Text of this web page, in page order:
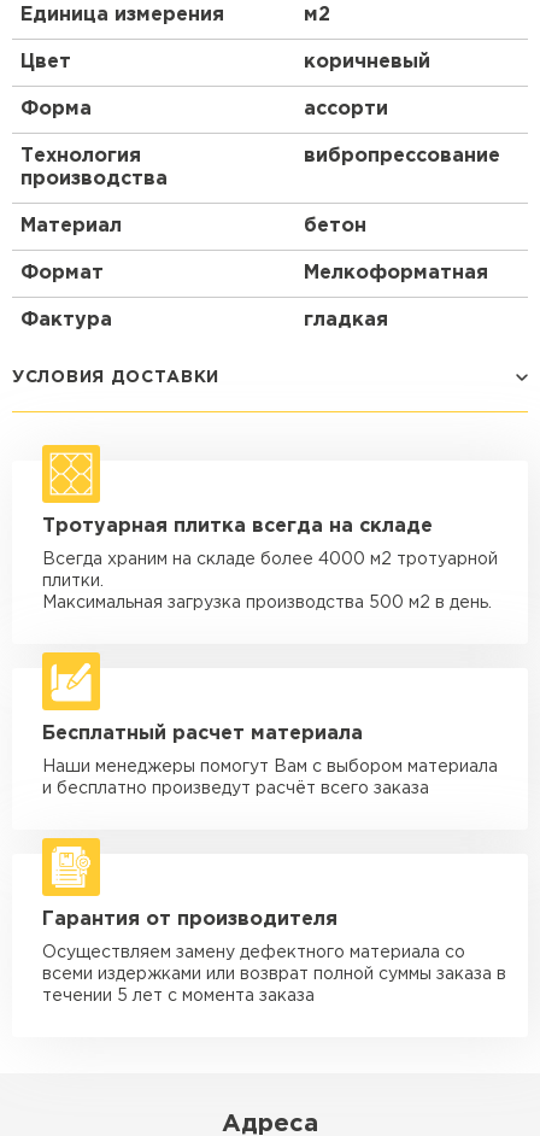
Единица измерения м2
Цвет коричневый
Форма ассорти
Технология
производства
вибропрессование
Материал бетон
Формат Мелкоформатная
Фактура гладкая
УСЛОВИЯ ДОСТАВКИ
Способ доставки
Машина - 1,5 тн до 14 м3
макс. длина груза 4 м
Машина - 1,5 тн до 20 м3
макс. длина груза 4 м
макс. длина груза 6 м
Машина - 5 тн до 30 м3
макс. длина груза 6 м
Машина - 10 тн до 50 м3
от 3 500 ₽
Машина - 20 тн до 80 м3
макс. длина груза 8 м
Манипулятор до 5 тн
макс. длина груза 5 м
Манипулятор до 10 тн
Тротуарная плитка всегда на складе
Всегда храним на складе более 4000 м2 тротуарной
плитки.
Максимальная загрузка производства 500 м2 в день.
Бесплатный расчет материала
Наши менеджеры помогут Вам с выбором материала
и бесплатно произведут расчёт всего заказа
Гарантия от производителя
Осуществляем замену дефектного материала со
всеми издержками или возврат полной суммы заказа в
течении 5 лет с момента заказа
Адреса